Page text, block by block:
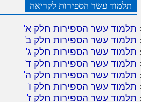
תלמוד עשר הספירות לקריאה
תלמוד עשר הספירות חלק א'
תלמוד עשר הספירות חלק ב'
תלמוד עשר הספירות חלק ג'
תלמוד עשר הספירות חלק ד'
תלמוד עשר הספירות חלק ה'
תלמוד עשר הספירות חלק ו'
תלמוד עשר הספירות חלק ז'